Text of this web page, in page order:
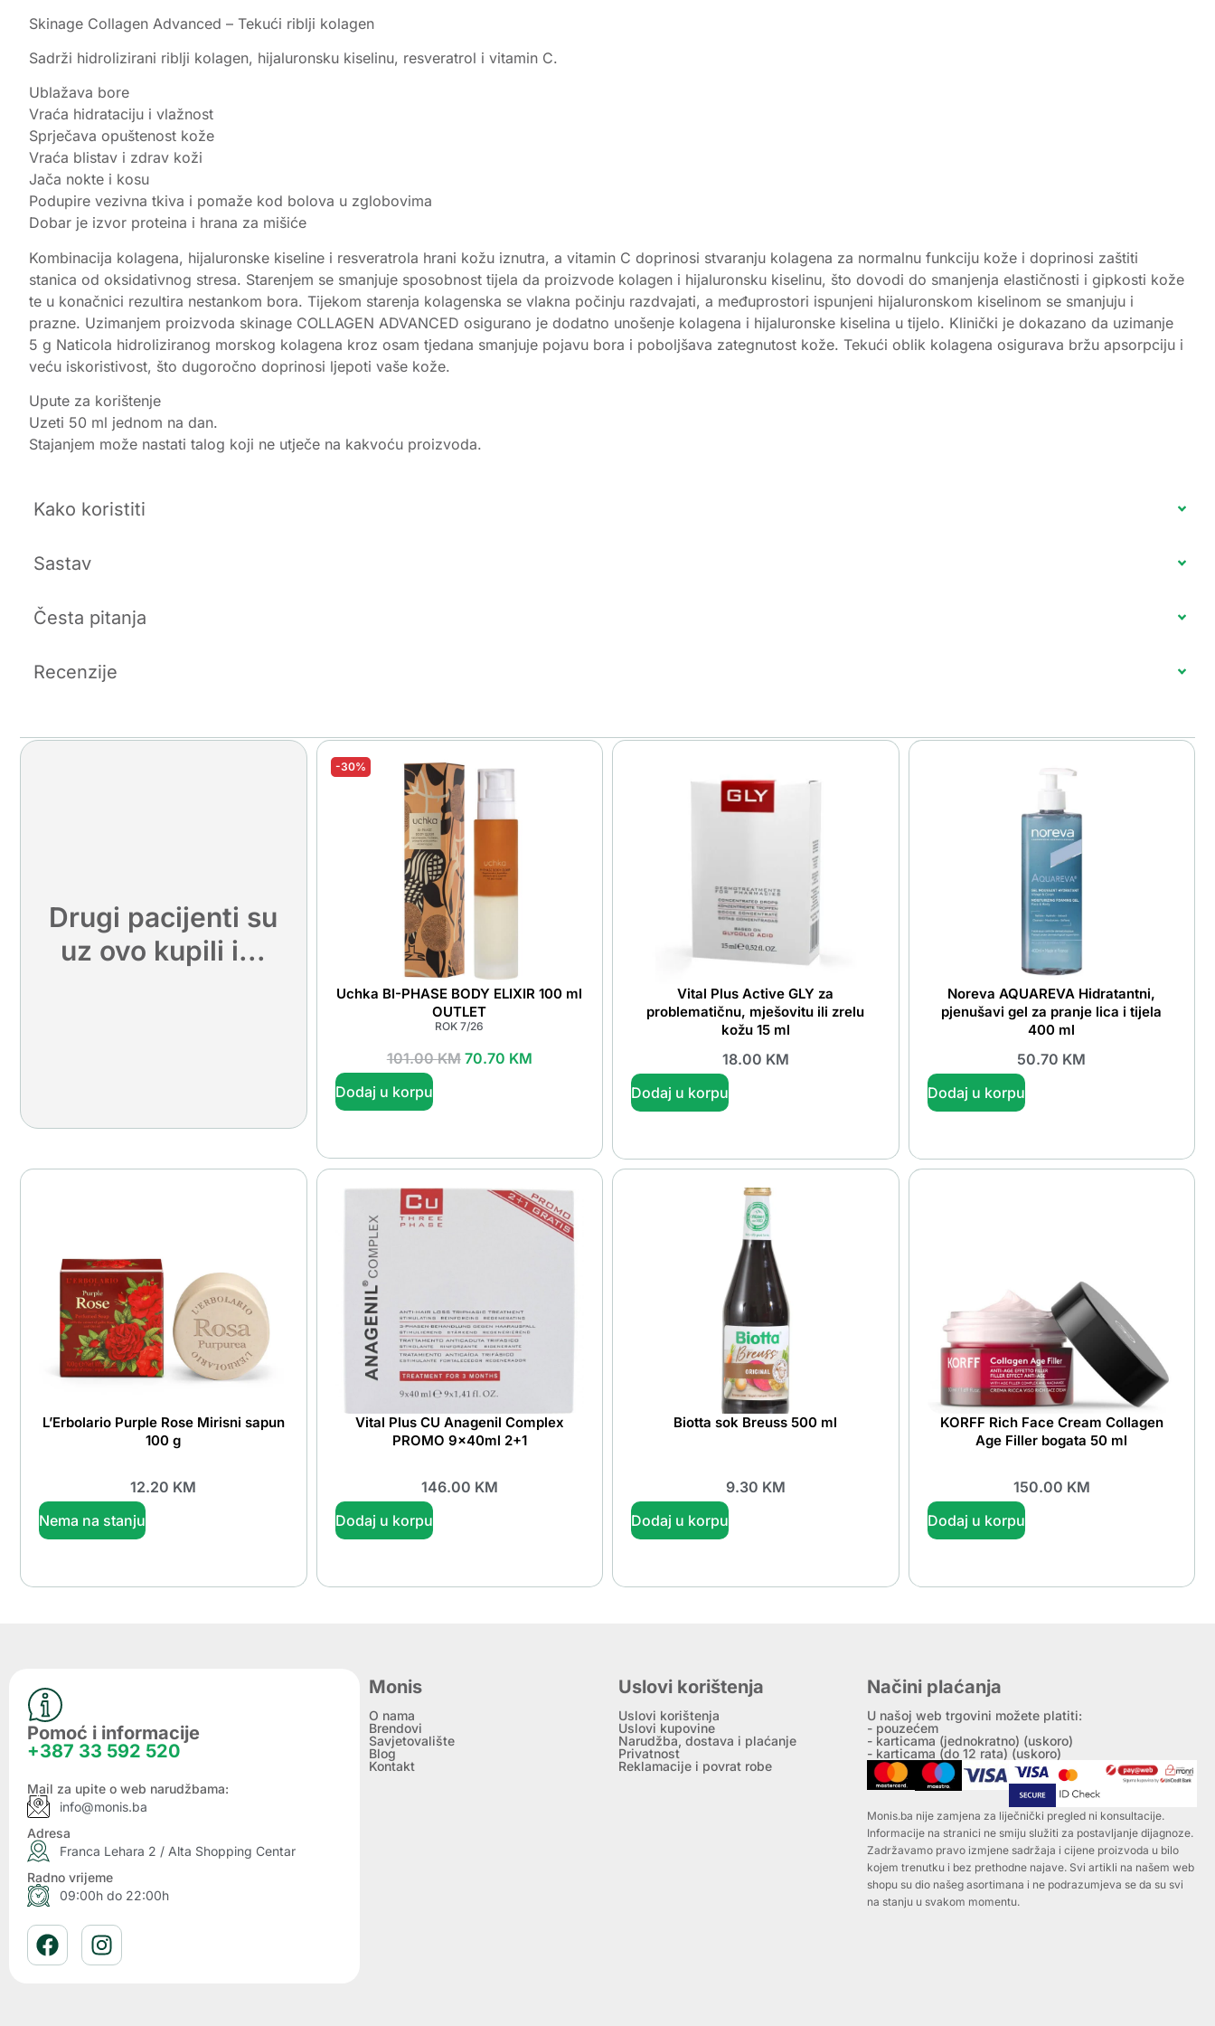
Skinage Collagen Advanced – Tekući riblji kolagen
Sadrži hidrolizirani riblji kolagen, hijaluronsku kiselinu, resveratrol i vitamin C.
Ublažava bore
Vraća hidrataciju i vlažnost
Sprječava opuštenost kože
Vraća blistav i zdrav koži
Jača nokte i kosu
Podupire vezivna tkiva i pomaže kod bolova u zglobovima
Dobar je izvor proteina i hrana za mišiće
Kombinacija kolagena, hijaluronske kiseline i resveratrola hrani kožu iznutra, a vitamin C doprinosi stvaranju kolagena za normalnu funkciju kože i doprinosi zaštiti
stanica od oksidativnog stresa. Starenjem se smanjuje sposobnost tijela da proizvode kolagen i hijaluronsku kiselinu, što dovodi do smanjenja elastičnosti i gipkosti kože
te u konačnici rezultira nestankom bora. Tijekom starenja kolagenska se vlakna počinju razdvajati, a međuprostori ispunjeni hijaluronskom kiselinom se smanjuju i
prazne. Uzimanjem proizvoda skinage COLLAGEN ADVANCED osigurano je dodatno unošenje kolagena i hijaluronske kiselina u tijelo. Klinički je dokazano da uzimanje
5 g Naticola hidroliziranog morskog kolagena kroz osam tjedana smanjuje pojavu bora i poboljšava zategnutost kože. Tekući oblik kolagena osigurava bržu apsorpciju i
veću iskoristivost, što dugoročno doprinosi ljepoti vaše kože.
Upute za korištenje
Uzeti 50 ml jednom na dan.
Stajanjem može nastati talog koji ne utječe na kakvoću proizvoda.
Kako koristiti
Sastav
Česta pitanja
Recenzije
Drugi pacijenti su
uz ovo kupili i...
-30%
Uchka BI-PHASE BODY ELIXIR 100 ml
OUTLET
ROK 7/26
101.00KM 70.70 KM
Dodaj u korpu
Vital Plus Active GLY za
problematičnu, mješovitu ili zrelu
kožu 15 ml
18.00 KM
Dodaj u korpu
Noreva AQUAREVA Hidratantni,
pjenušavi gel za pranje lica i tijela
400 ml
50.70 KM
Dodaj u korpu
L’Erbolario Purple Rose Mirisni sapun
100 g
12.20 KM
Nema na stanju
Vital Plus CU Anagenil Complex
PROMO 9x40ml 2+1
146.00 KM
Dodaj u korpu
Biotta sok Breuss 500 ml
9.30 KM
Dodaj u korpu
KORFF Rich Face Cream Collagen
Age Filler bogata 50 ml
150.00 KM
Dodaj u korpu
Pomoć i informacije
+387 33 592 520
Mail za upite o web narudžbama:
info@monis.ba
Adresa
Franca Lehara 2 / Alta Shopping Centar
Radno vrijeme
09:00h do 22:00h
Monis
O nama
Brendovi
Savjetovalište
Blog
Kontakt
Uslovi korištenja
Uslovi korištenja
Uslovi kupovine
Narudžba, dostava i plaćanje
Privatnost
Reklamacije i povrat robe
Načini plaćanja
U našoj web trgovini možete platiti:
- pouzećem
- karticama (jednokratno) (uskoro)
- karticama (do 12 rata) (uskoro)
Monis.ba nije zamjena za liječnički pregled ni konsultacije.
Informacije na stranici ne smiju služiti za postavljanje dijagnoze.
Zadržavamo pravo izmjene sadržaja i cijene proizvoda u bilo
kojem trenutku i bez prethodne najave. Svi artikli na našem web
shopu su dio našeg asortimana i ne podrazumjeva se da su svi
na stanju u svakom momentu.